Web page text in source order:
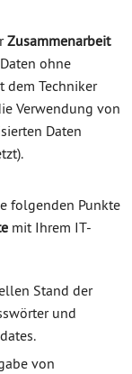
Zusammenarbeit
ohne
dem Techniker
Verwendung von
Daten
folgenden Punkte
mit Ihrem IT-
Stand der
und
von